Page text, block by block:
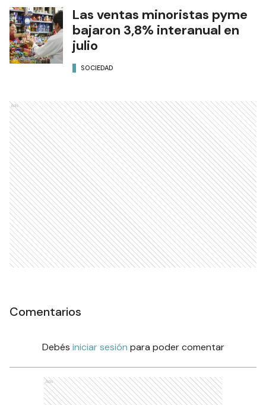
Las ventas minoristas pyme
bajaron 3,8% interanual en
julio
SOCIEDAD
Ads
Comentarios
Debés iniciar sesión para poder comentar
Ads